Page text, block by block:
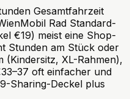
Gesamtfahrzeit
Rad Standard-
€19) meist eine Shop-
Stunden am Stück oder
(Kindersitz, XL-Rahmen),
oft einfacher und
Sharing-Deckel plus